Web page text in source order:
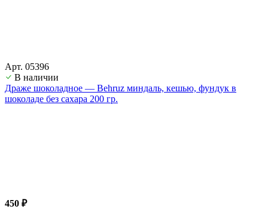
Арт. 05396
В наличии
Драже шоколадное — Behruz миндаль, кешью, фундук в
шоколаде без сахара 200 гр.
450 ₽